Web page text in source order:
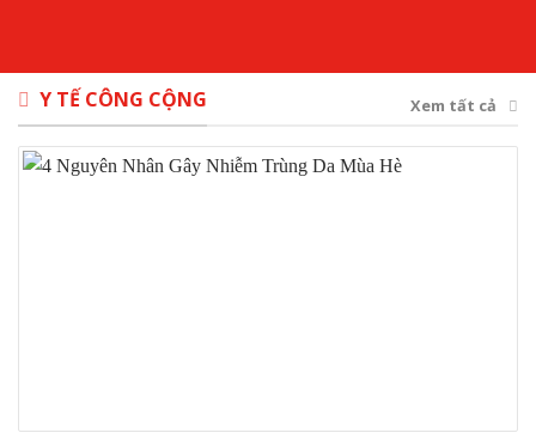
Y TẾ CÔNG CỘNG Xem tất cả